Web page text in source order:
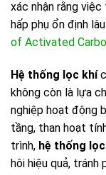
xác nhận rằng
hấp phụ ổn định
of Activated
Hệ thống lọc khí
không còn là lựa
nghiệp hoạt động
tầng, than hoạt
trình, hệ thống
hôi hiệu quả,